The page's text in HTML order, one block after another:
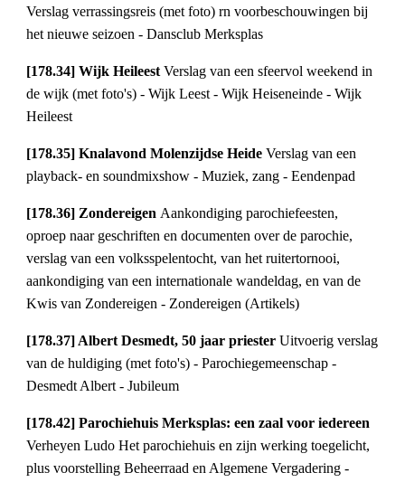
Verslag verrassingsreis (met foto) rn voorbeschouwingen bij
het nieuwe seizoen - Dansclub Merksplas
[178.34] Wijk HeileestVerslag van een sfeervol weekend in
de wijk (met foto's) - Wijk Leest - Wijk Heiseneinde - Wijk
Heileest
[178.35] Knalavond Molenzijdse HeideVerslag van een
playback- en soundmixshow - Muziek, zang - Eendenpad
[178.36] Zondereigen Aankondiging parochiefeesten,
oproep naar geschriften en documenten over de parochie,
verslag van een volksspelentocht, van het ruitertornooi,
aankondiging van een internationale wandeldag, en van de
Kwis van Zondereigen - Zondereigen (Artikels)
[178.37] Albert Desmedt, 50 jaar priesterUitvoerig verslag
van de huldiging (met foto's) - Parochiegemeenschap -
Desmedt Albert - Jubileum
[178.42] Parochiehuis Merksplas: een zaal voor iedereen
Verheyen Ludo Het parochiehuis en zijn werking toegelicht,
plus voorstelling Beheerraad en Algemene Vergadering -